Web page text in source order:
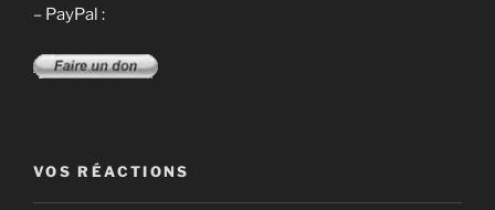
– PayPal :
VOS RÉACTIONS